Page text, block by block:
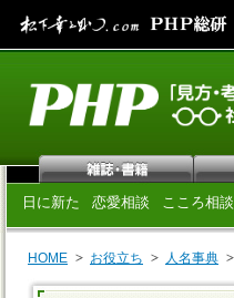
日に新た 恋愛相談 こころ相談
HOME お役立ち 人名事典